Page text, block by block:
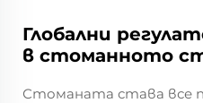
Глобални
в стоманното
Стоманата става все